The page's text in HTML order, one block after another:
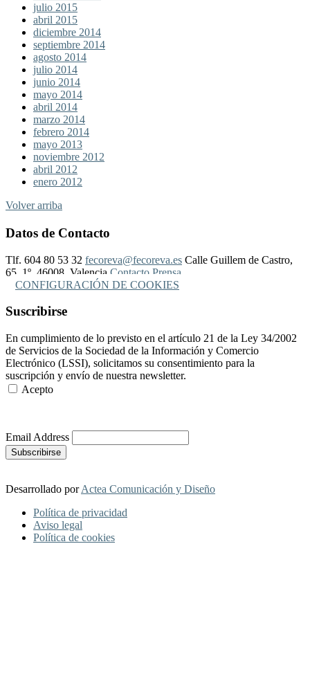
julio 2015
abril 2015
diciembre 2014
septiembre 2014
agosto 2014
julio 2014
junio 2014
mayo 2014
abril 2014
marzo 2014
febrero 2014
mayo 2013
noviembre 2012
abril 2012
enero 2012
Volver arriba
Datos de Contacto
Tlf. 604 80 53 32 fecoreva@fecoreva.es Calle Guillem de Castro,
65, 1º, 46008, Valencia Contacto Prensa
CONFIGURACIÓN DE COOKIES
Suscribirse
En cumplimiento de lo previsto en el artículo 21 de la Ley 34/2002
de Servicios de la Sociedad de la Información y Comercio
Electrónico (LSSI), solicitamos su consentimiento para la
suscripción y envío de nuestra newsletter.
Acepto
Email Address
Desarrollado porActea Comunicación y Diseño
Política de privacidad
Aviso legal
Política de cookies